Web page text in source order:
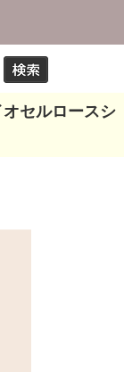
セルロースシ